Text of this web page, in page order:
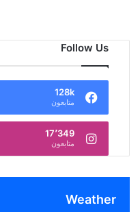
Follow Us
128k
متابعون
17٬349
متابعون
Weather